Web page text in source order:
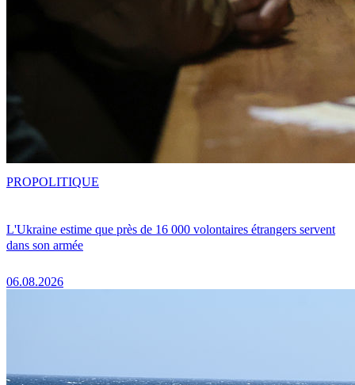
L'Ukraine estime que près de 16 000 volontaires étrangers servent
dans son armée
06.08.2026
PROPOLITIQUE